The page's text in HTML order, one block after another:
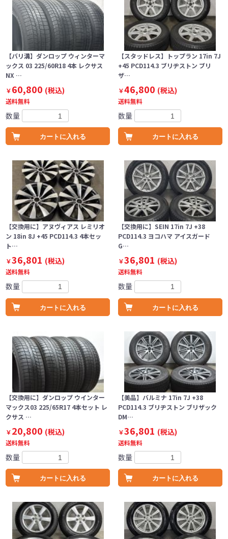
【バリ溝】ダンロップ ウィンターマ
ックス 03 225/60R18 4本 レクサス
NX …
￥60,800 (税込)
送料無料
数量
カートに入れる
【スタッドレス】トップラン 17in 7J
+45 PCD114.3 ブリヂストン ブリ
ザ…
￥46,800 (税込)
送料無料
数量
カートに入れる
【交換用に】アヌヴィアス レミリオ
ン 18in 8J +45 PCD114.3 4本セッ
ト…
￥36,801 (税込)
送料無料
数量
カートに入れる
【交換用に】SEIN 17in 7J +38
PCD114.3 ヨコハマ アイスガード
G…
￥36,801 (税込)
送料無料
数量
カートに入れる
【交換用に】ダンロップ ウインター
マックス03 225/65R17 4本セット レ
クサス …
￥20,800 (税込)
送料無料
数量
カートに入れる
【美品】バルミナ 17in 7J +38
PCD114.3 ブリヂストン ブリザック
DM…
￥36,801 (税込)
送料無料
数量
カートに入れる